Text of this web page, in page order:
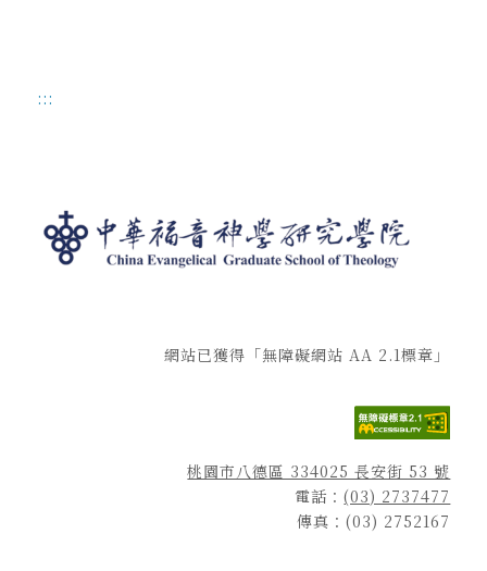
:::
網站已獲得「無障礙網站 AA 2.1標章」
桃園市八德區 334025 長安街 53 號
電話：(03) 2737477
傳真：(03) 2752167